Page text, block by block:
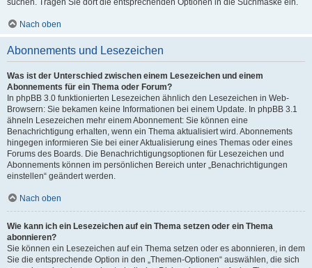
suchen. Tragen Sie dort die entsprechenden Optionen in die Suchmaske ein.
Nach oben
Abonnements und Lesezeichen
Was ist der Unterschied zwischen einem Lesezeichen und einem
Abonnements für ein Thema oder Forum?
In phpBB 3.0 funktionierten Lesezeichen ähnlich den Lesezeichen in Web-
Browsern: Sie bekamen keine Informationen bei einem Update. In phpBB 3.1
ähneln Lesezeichen mehr einem Abonnement: Sie können eine
Benachrichtigung erhalten, wenn ein Thema aktualisiert wird. Abonnements
hingegen informieren Sie bei einer Aktualisierung eines Themas oder eines
Forums des Boards. Die Benachrichtigungsoptionen für Lesezeichen und
Abonnements können im persönlichen Bereich unter „Benachrichtigungen
einstellen“ geändert werden.
Nach oben
Wie kann ich ein Lesezeichen auf ein Thema setzen oder ein Thema
abonnieren?
Sie können ein Lesezeichen auf ein Thema setzen oder es abonnieren, in dem
Sie die entsprechende Option in den „Themen-Optionen“ auswählen, die sich